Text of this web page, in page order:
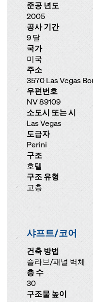
준공 년도
2005
공사 기간
9 달
국가
미국
주소
3570 Las Vegas
우편번호
NV 89109
소도시 또는 시
Las Vegas
도급자
Perini
구조
호텔
구조 유형
고층
샤프트/코어
건축 방법
슬라브/패널 벽체
층 수
30
구조물 높이